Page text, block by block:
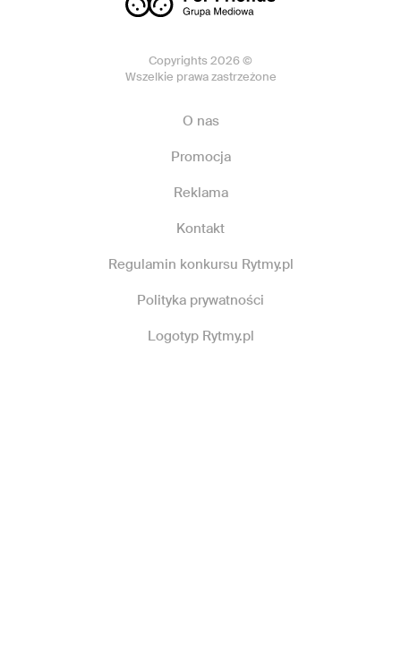
Copyrights 2026 ©
Wszelkie prawa zastrzeżone
O nas
Promocja
Reklama
Kontakt
Regulamin konkursu Rytmy.pl
Polityka prywatności
Logotyp Rytmy.pl